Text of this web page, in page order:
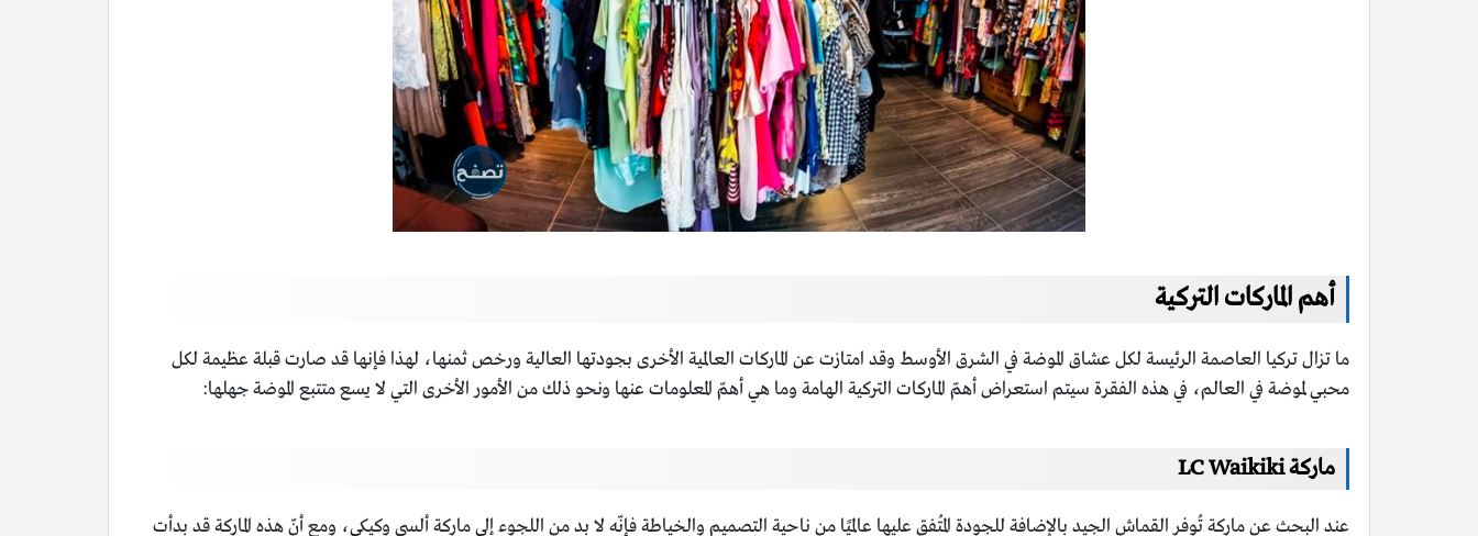
أهم الماركات التركية
ما تزال تركيا العاصمة الرئيسة لكل عشاق الموضة في الشرق الأوسط وقد امتازت عن الماركات العالمية الأخرى بجودتها العالية ورخص ثمنها، لهذا فإنها قد صارت قبلة عظيمة لكل
محبي لموضة في العالم، في هذه الفقرة سيتم استعراض أهمّ الماركات التركية الهامة وما هي أهمّ المعلومات عنها ونحو ذلك من الأمور الأخرى التي لا يسع متتبع الموضة جهلها:
ماركةLC Waikiki
عند البحث عن ماركة تُوفر القماش الجيد بالإضافة للجودة المُتفق عليها عالميًا من ناحية التصميم والخياطة فإنّه لا بد من اللجوء إلى ماركة ألسي وكيكي، ومع أنّ هذه الماركة قد بدأت